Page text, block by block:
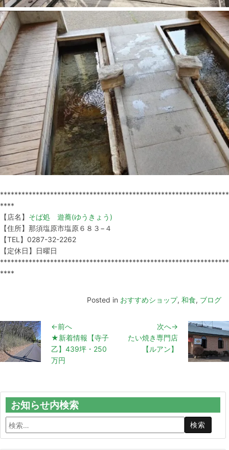
****************************************************************
****
【店名】 そば処 遊蕎(ゆうきょう)
【住所】那須塩原市塩原６８３−４
【TEL】0287-32-2262
【定休日】日曜日
****************************************************************
****
Posted in おすすめショップ, 和食, ブログ
←前へ
★新着情報【寺子
乙】439坪・250
万円
次へ→
たい焼き専門店
【ルアン】
お知らせ内検索